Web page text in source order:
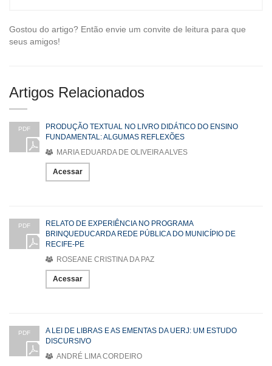
Gostou do artigo? Então envie um convite de leitura para que
seus amigos!
Artigos Relacionados
PDF
PRODUÇÃO TEXTUAL NO LIVRO DIDÁTICO DO ENSINO
FUNDAMENTAL: ALGUMAS REFLEXÕES
MARIA EDUARDA DE OLIVEIRA ALVES
Acessar
PDF
RELATO DE EXPERIÊNCIA NO PROGRAMA
BRINQUEDUCARDA REDE PÚBLICA DO MUNICÍPIO DE
RECIFE-PE
ROSEANE CRISTINA DA PAZ
Acessar
PDF
A LEI DE LIBRAS E AS EMENTAS DA UERJ: UM ESTUDO
DISCURSIVO
ANDRÉ LIMA CORDEIRO